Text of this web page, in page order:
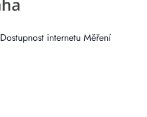
Dostupnost internetu Měření